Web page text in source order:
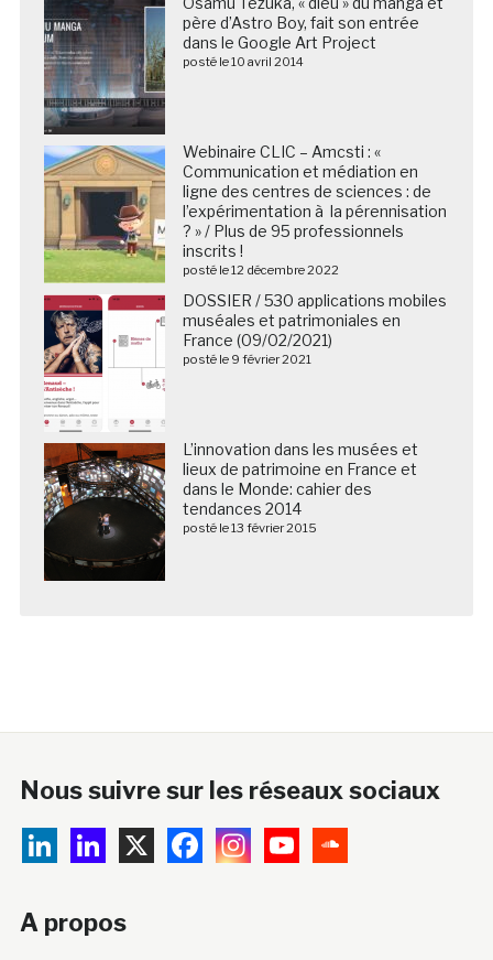
père d’Astro Boy, fait son entrée
dans le Google Art Project
posté le 10 avril 2014
Webinaire CLIC – Amcsti : «
Communication et médiation en
ligne des centres de sciences : de
l’expérimentation à la pérennisation
? » / Plus de 95 professionnels
inscrits !
posté le 12 décembre 2022
DOSSIER / 530 applications mobiles
muséales et patrimoniales en
France (09/02/2021)
posté le 9 février 2021
L’innovation dans les musées et
lieux de patrimoine en France et
dans le Monde: cahier des
tendances 2014
posté le 13 février 2015
Nous suivre sur les réseaux sociaux
A propos